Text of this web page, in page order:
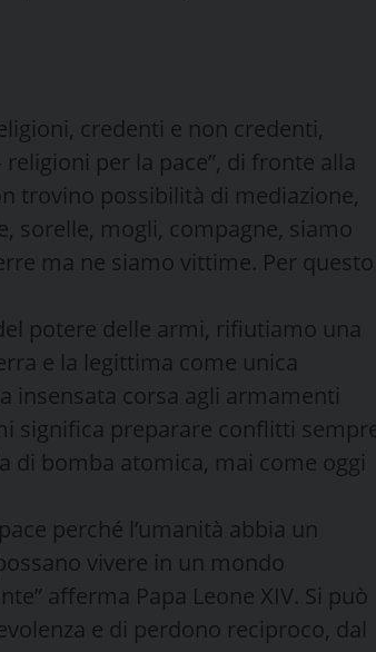
credenti e non credenti,
per la pace”, di fronte alla
trovino possibilità di mediazione,
sorelle, mogli, compagne, siamo
ma ne siamo vittime. Per questo
potere delle armi, rifiutiamo una
e la legittima come unica
insensata corsa agli armamenti
significa preparare conflitti
di bomba atomica, mai come oggi
perché l’umanità abbia un
vivere in un mondo
afferma Papa Leone XIV. Si può
e di perdono reciproco, dal